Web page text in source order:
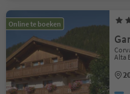
Online te boeken
Alta